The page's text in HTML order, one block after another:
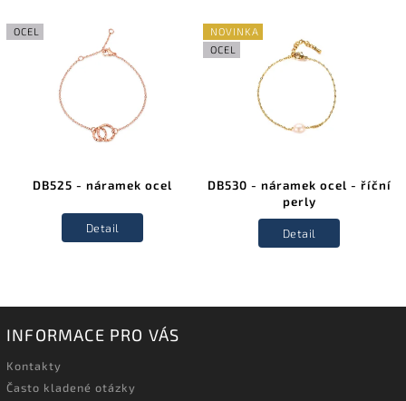
OCEL
DB525 - náramek ocel
Detail
NOVINKA
OCEL
DB530 - náramek ocel - říční
perly
Detail
INFORMACE PRO VÁS
Kontakty
Často kladené otázky